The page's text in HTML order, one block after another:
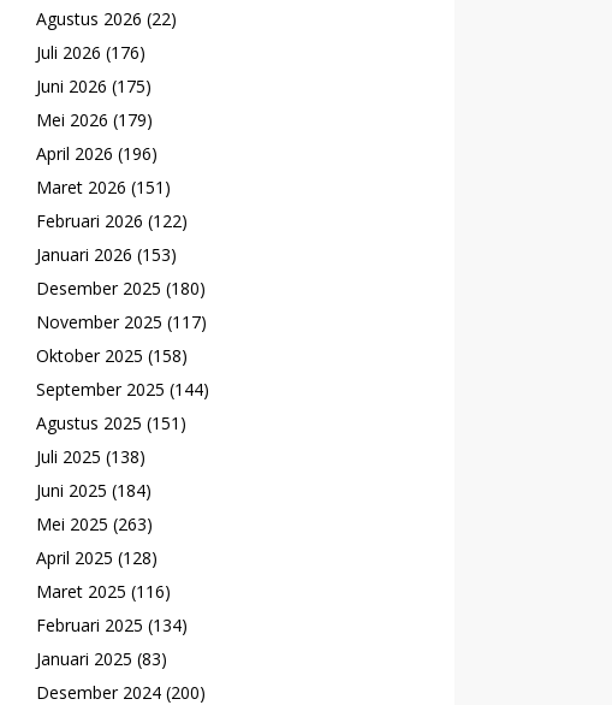
Agustus 2026 (22)
Juli 2026 (176)
Juni 2026 (175)
Mei 2026 (179)
April 2026 (196)
Maret 2026 (151)
Februari 2026 (122)
Januari 2026 (153)
Desember 2025 (180)
November 2025 (117)
Oktober 2025 (158)
September 2025 (144)
Agustus 2025 (151)
Juli 2025 (138)
Juni 2025 (184)
Mei 2025 (263)
April 2025 (128)
Maret 2025 (116)
Februari 2025 (134)
Januari 2025 (83)
Desember 2024 (200)